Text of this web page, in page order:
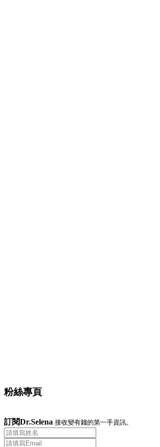
粉絲專頁
訂閱Dr.Selena 接收變有錢的第一手資訊。